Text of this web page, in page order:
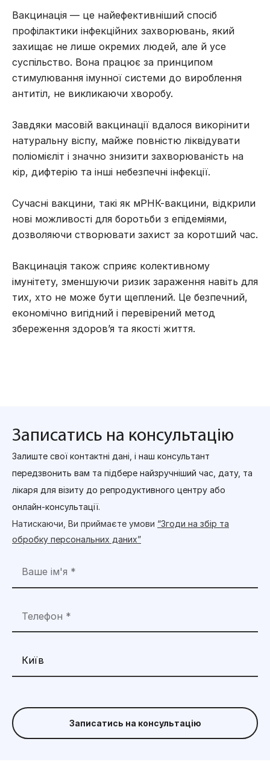
Вакцинація — це найефективніший спосіб
профілактики інфекційних захворювань, який
захищає не лише окремих людей, але й усе
суспільство. Вона працює за принципом
стимулювання імунної системи до вироблення
антитіл, не викликаючи хворобу.
Завдяки масовій вакцинації вдалося викорінити
натуральну віспу, майже повністю ліквідувати
поліомієліт і значно знизити захворюваність на
кір, дифтерію та інші небезпечні інфекції.
Сучасні вакцини, такі як мРНК-вакцини, відкрили
нові можливості для боротьби з епідеміями,
дозволяючи створювати захист за коротший час.
Вакцинація також сприяє колективному
імунітету, зменшуючи ризик зараження навіть для
тих, хто не може бути щеплений. Це безпечний,
економічно вигідний і перевірений метод
збереження здоров’я та якості життя.
Записатись на консультацію
Залиште свої контактні дані, і наш консультант
передзвонить вам та підбере найзручніший час, дату, та
лікаря для візиту до репродуктивного центру або
онлайн-консультації.
Натискаючи, Ви приймаєте умови “Згоди на збір та
обробку персональних даних”
Записатись на консультацію